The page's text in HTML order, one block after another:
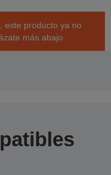
este producto ya no
más abajo.